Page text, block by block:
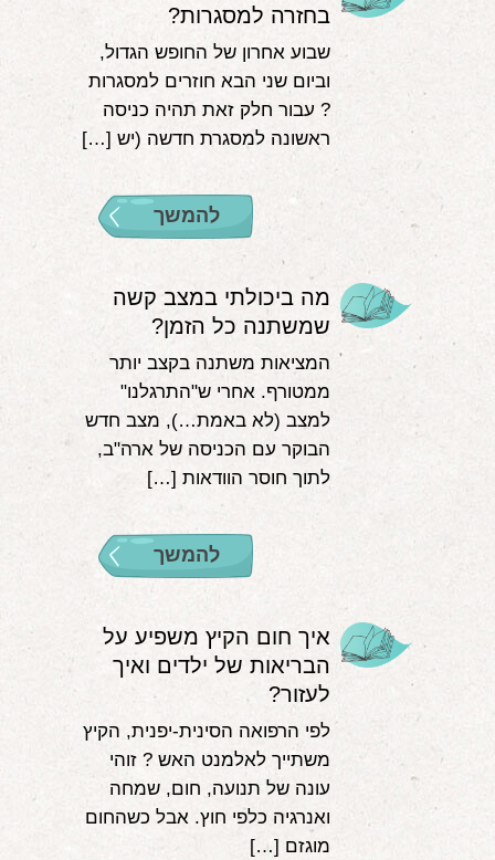
בחזרה למסגרות?
שבוע אחרון של החופש הגדול,
וביום שני הבא חוזרים למסגרות
? עבור חלק זאת תהיה כניסה
ראשונה למסגרת חדשה (יש […]
להמשך
מה ביכולתי במצב קשה
שמשתנה כל הזמן?
המציאות משתנה בקצב יותר
ממטורף. אחרי ש"התרגלנו"
למצב (לא באמת…), מצב חדש
הבוקר עם הכניסה של ארה"ב,
לתוך חוסר הוודאות […]
להמשך
איך חום הקיץ משפיע על
הבריאות של ילדים ואיך
לעזור?
לפי הרפואה הסינית-יפנית, הקיץ
משתייך לאלמנט האש ? זוהי
עונה של תנועה, חום, שמחה
ואנרגיה כלפי חוץ. אבל כשהחום
מוגזם […]